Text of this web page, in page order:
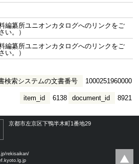
料編纂所ユニオンカタログへのリンクをご
い。）
料編纂所ユニオンカタログへのリンクをご
い。）
検索システムの文書番号 1000251960000
document_id 8921
item_id 6138
京都市左京区下鴨半木町1番地29
rekisaikan/